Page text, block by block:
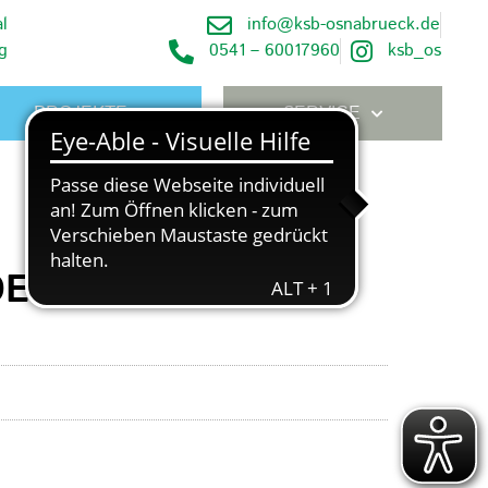
info@ksb-osnabrueck.de
0541 – 60017960
ksb_os
PROJEKTE SERVICE
2026